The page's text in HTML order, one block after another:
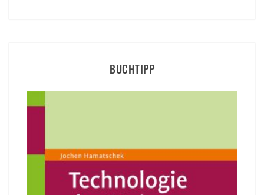
BUCHTIPP